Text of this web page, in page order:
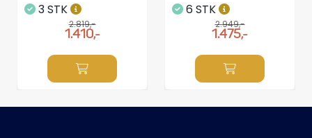
3 STK
2.819,-
1.410,-
6 STK
2.949,-
1.475,-